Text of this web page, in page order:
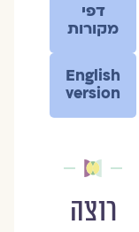
דפי
מקורות
English
version
רוצה